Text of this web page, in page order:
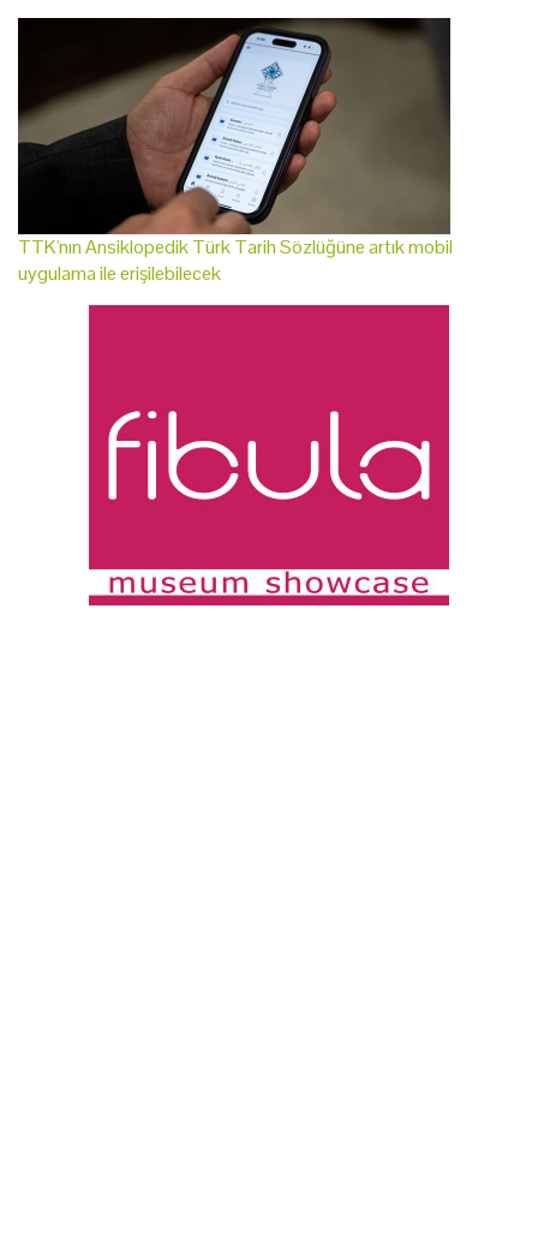
TTK'nın Ansiklopedik Türk Tarih Sözlüğüne artık mobil
uygulama ile erişilebilecek